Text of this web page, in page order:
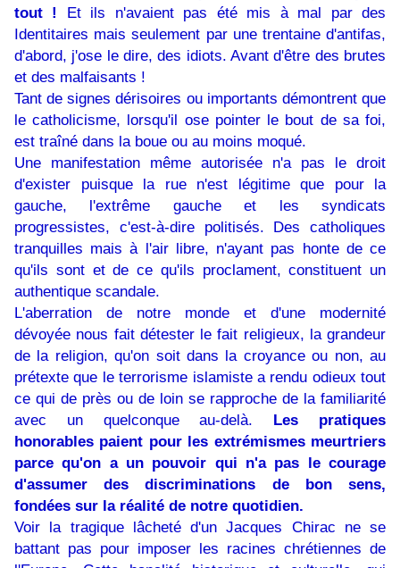
tout !
Et ils n'avaient pas été mis à mal par des
Identitaires mais seulement par une trentaine d'antifas,
d'abord, j'ose le dire, des idiots. Avant d'être des brutes
et des malfaisants !
Tant de signes dérisoires ou importants démontrent que
le catholicisme, lorsqu'il ose pointer le bout de sa foi,
est traîné dans la boue ou au moins moqué.
Une manifestation même autorisée n'a pas le droit
d'exister puisque la rue n'est légitime que pour la
gauche, l'extrême gauche et les syndicats
progressistes, c'est-à-dire politisés. Des catholiques
tranquilles mais à l'air libre, n'ayant pas honte de ce
qu'ils sont et de ce qu'ils proclament, constituent un
authentique scandale.
L'aberration de notre monde et d'une modernité
dévoyée nous fait détester le fait religieux, la grandeur
de la religion, qu'on soit dans la croyance ou non, au
prétexte que le terrorisme islamiste a rendu odieux tout
ce qui de près ou de loin se rapproche de la familiarité
avec un quelconque au-delà. Les pratiques
honorables paient pour les extrémismes meurtriers
parce qu'on a un pouvoir qui n'a pas le courage
d'assumer des discriminations de bon sens,
fondées sur la réalité de notre quotidien.
Voir la tragique lâcheté d'un Jacques Chirac ne se
battant pas pour imposer les racines chrétiennes de